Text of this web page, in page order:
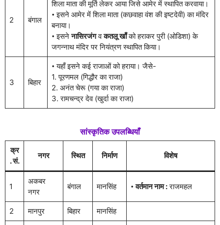
2 बंगाल
शिला माता की मूर्ति लेकर आया जिसे आमेर में स्थापित करवाया।
𑇐 इसने आमेर में शिला माता (कछवाहा वंश की इष्टदेवी) का मंदिर
बनाया।
𑇐 इसनेनासिरजंगवकतलू खाँको हराकर पुरी (ओडिशा) के
जगन्नाथ मंदिर पर नियंत्रण स्थापित किया।
3 बिहार
𑇐 यहाँ इसने कई राजाओं को हराया। जैसे-
1. पूरणमल (गिद्धौर का राजा)
2. अनंत चेरू (गया का राजा)
3. रामचन्द्र देव (खुर्दा का राजा)
सांस्कृतिक उपलब्धियाँ
क्र
. सं.
नगर स्थित निर्माण विशेष
1
अकबर
नगर
बंगाल मानसिंह 𑇐वर्तमान नाम :राजमहल
2 मानपुर बिहार मानसिंह